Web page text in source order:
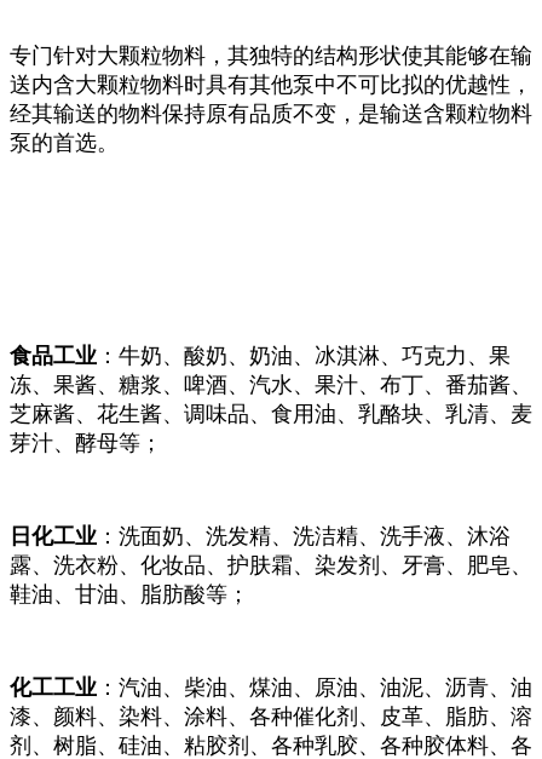
专门针对大颗粒物料，其独特的结构形状使其能够在输
送内含大颗粒物料时具有其他泵中不可比拟的优越性，
经其输送的物料保持原有品质不变，是输送含颗粒物料
泵的首选。
食品工业 ：牛奶、酸奶、奶油、冰淇淋、巧克力、果
冻、果酱、糖浆、啤酒、汽水、果汁、布丁、番茄酱、
芝麻酱、花生酱、调味品、食用油、乳酪块、乳清、麦
芽汁、酵母等；
日化工业 ：洗面奶、洗发精、洗洁精、洗手液、沐浴
露、洗衣粉、化妆品、护肤霜、染发剂、牙膏、肥皂、
鞋油、甘油、脂肪酸等；
化工工业 ：汽油、柴油、煤油、原油、油泥、沥青、油
漆、颜料、染料、涂料、各种催化剂、皮革、脂肪、溶
剂、树脂、硅油、粘胶剂、各种乳胶、各种胶体料、各